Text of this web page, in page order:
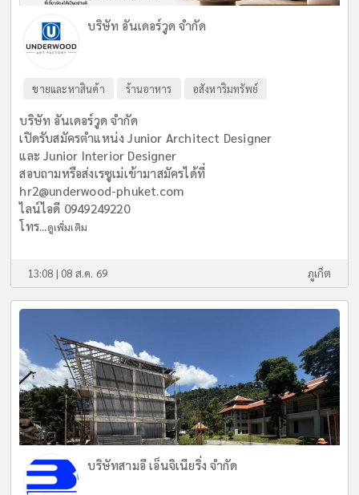
บริษัท อันเดอร์วูด จำกัด
ขายและหาสินค้า ร้านอาหาร อสังหาริมทรัพย์
บริษัท อันเดอร์วูด จำกัด
เปิดรับสมัครตำแหน่ง Junior Architect Designer
และ Junior Interior Designer
สอบถามหรือส่งเรซูเม่เข้ามาสมัครได้ที่
hr2@underwood-phuket.com
ไลน์ไอดี 0949249220
โทร...ดูเพิ่มเติม
13:08 | 08 ส.ค. 69 ภูเก็ต
บริษัทสามอี เอ็นจิเนียริ่ง จำกัด